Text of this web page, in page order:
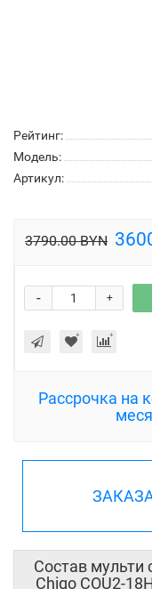
Рейтинг:
Модель:
Артикул:
3790.00 BYN
+
-
Рассрочка на
Состав мульти
Chigo COU2-